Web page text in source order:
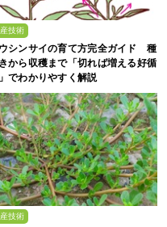
技術
シンサイの育て方完全ガイド 種
から収穫まで「切れば増える好循
でわかりやすく解説
技術